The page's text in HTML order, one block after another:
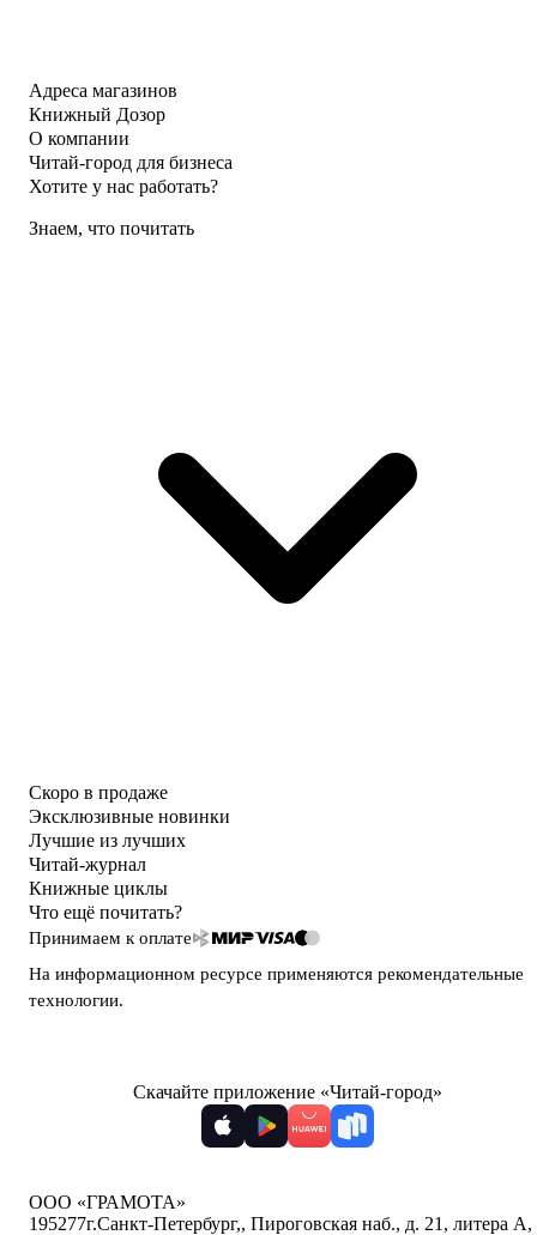
Адреса магазинов
Книжный Дозор
О компании
Читай-город для бизнеса
Хотите у нас работать?
Знаем, что почитать
Скоро в продаже
Эксклюзивные новинки
Лучшие из лучших
Читай-журнал
Книжные циклы
Что ещё почитать?
Принимаем к оплате
На информационном ресурсе применяются рекомендательные
технологии.
Скачайте приложение «Читай-город»
ООО «ГРАМОТА»
195277г.Санкт-Петербург,, Пироговская наб., д. 21, литера А,